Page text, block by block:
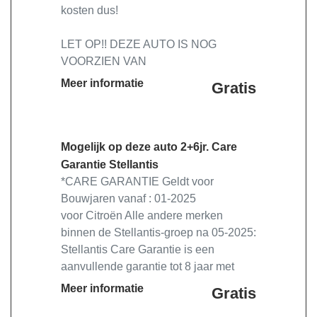
kosten dus!
LET OP!! DEZE AUTO IS NOG
VOORZIEN VAN
FABRIEKSGARANTIE, LET OP!!
Deze auto heeft standaard 2 jaar
Onze occasions staan inclusief
-Onderhoudsbeurt volgens
FABRIEKSOPGAVE IVM
FABRIEKSGARANTIE!
-48 maand APK vanaf deel 1
-Complete kwaliteitscontrole
-1 jaar pechhulpservice 24/7 +
Meer informatie Gratis
Mogelijk op deze auto 2+6jr. Care
Garantie Stellantis
*CARE GARANTIE Geldt voor
Bouwjaren vanaf : 01-2025
voor Citroën Alle andere merken
binnen de Stellantis-groep na 05-2025:
Stellantis Care Garantie is een
aanvullende garantie tot 8 jaar met
speciale dekking die wordt geactiveerd
Meer informatie Gratis